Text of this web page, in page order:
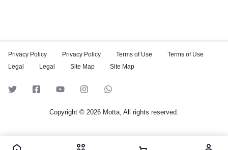
Privacy Policy Privacy Policy Terms of Use
Terms of Use
Legal
Legal Site Map Site Map
Copyright © 2026 Motta, All rights reserved.